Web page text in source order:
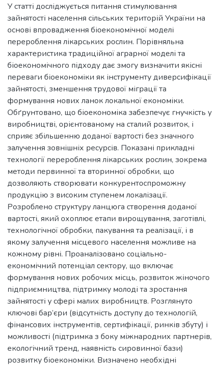
У статті досліджується питання стимулювання
зайнятості населення сільських територій України на
основі впровадження біоекономічної моделі
перероблення лікарських рослин. Порівняльна
характеристика традиційної аграрної моделі та
біоекономічного підходу дає змогу визначити якісні
переваги біоекономіки як інструменту диверсифікації
зайнятості, зменшення трудової міграції та
формування нових ланок локальної економіки.
Обґрунтовано, що біоекономіка забезпечує гнучкість у
виробництві, орієнтованому на сталий розвиток, і
сприяє збільшенню доданої вартості без значного
залучення зовнішніх ресурсів. Показані прикладні
технології перероблення лікарських рослин, зокрема
методи первинної та вторинної обробки, що
дозволяють створювати конкурентоспроможну
продукцію з високим ступенем локалізації.
Розроблено структуру ланцюга створення доданої
вартості, який охоплює етапи вирощування, заготівлі,
технологічної обробки, пакування та реалізації, і в
якому залучення місцевого населення можливе на
кожному рівні. Проаналізовано соціально-
економічний потенціал сектору, що включає
формування нових робочих місць, розвиток жіночого
підприємництва, підтримку молоді та зростання
зайнятості у сфері малих виробництв. Розглянуто
ключові бар’єри (відсутність доступу до технологій,
фінансових інструментів, сертифікації, ринків збуту) і
можливості (підтримка з боку міжнародних партнерів,
екологічний тренд, наявність сировинної бази)
розвитку біоекономіки. Визначено необхідні